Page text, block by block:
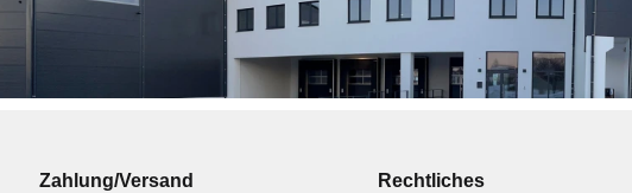
Zahlung/Versand Rechtliches